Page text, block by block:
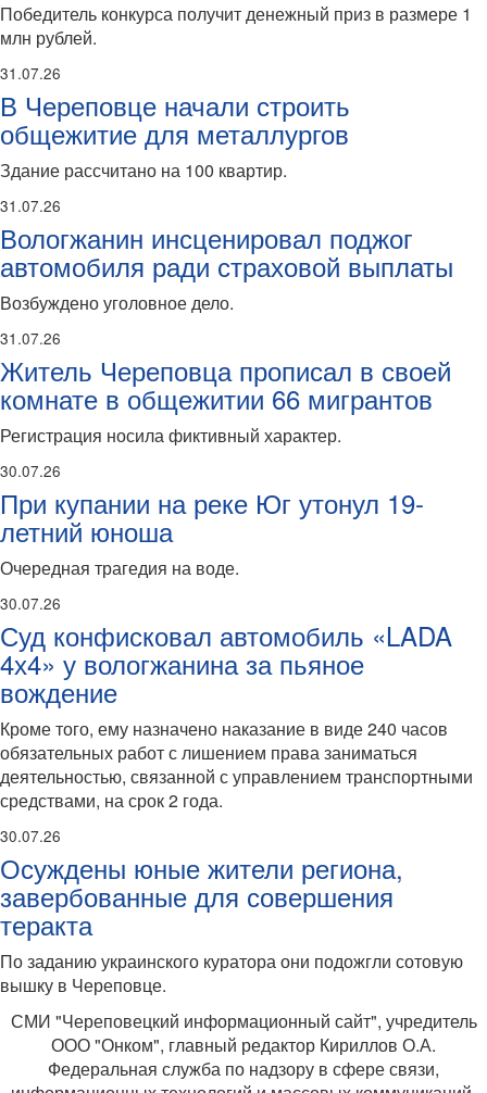
Победитель конкурса получит денежный приз в размере 1
млн рублей.
31.07.26
В Череповце начали строить
общежитие для металлургов
Здание рассчитано на 100 квартир.
31.07.26
Вологжанин инсценировал поджог
автомобиля ради страховой выплаты
Возбуждено уголовное дело.
31.07.26
Житель Череповца прописал в своей
комнате в общежитии 66 мигрантов
Регистрация носила фиктивный характер.
30.07.26
При купании на реке Юг утонул 19-
летний юноша
Очередная трагедия на воде.
30.07.26
Суд конфисковал автомобиль «LADA
4х4» у вологжанина за пьяное
вождение
Кроме того, ему назначено наказание в виде 240 часов
обязательных работ с лишением права заниматься
деятельностью, связанной с управлением транспортными
средствами, на срок 2 года.
30.07.26
Осуждены юные жители региона,
завербованные для совершения
теракта
По заданию украинского куратора они подожгли сотовую
вышку в Череповце.
СМИ "Череповецкий информационный сайт", учредитель
ООО "Онком", главный редактор Кириллов О.А.
Федеральная служба по надзору в сфере связи,